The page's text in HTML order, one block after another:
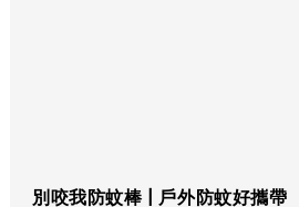
別咬我防蚊棒 | 戶外防蚊好攜帶